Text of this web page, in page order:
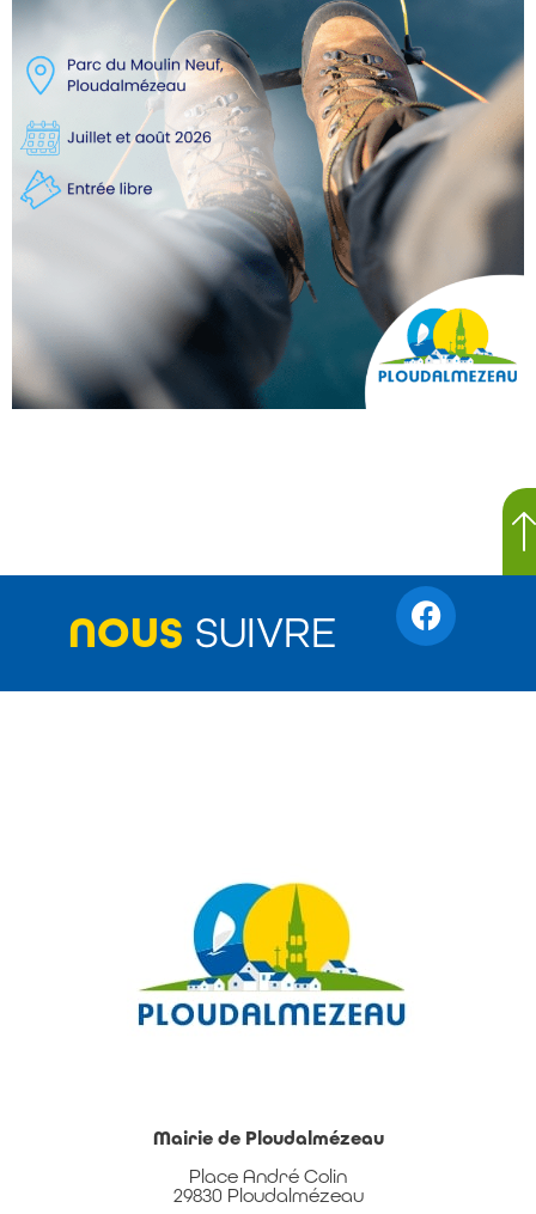
NOUS SUIVRE
Mairie de Ploudalmézeau
Place André Colin
29830 Ploudalmézeau